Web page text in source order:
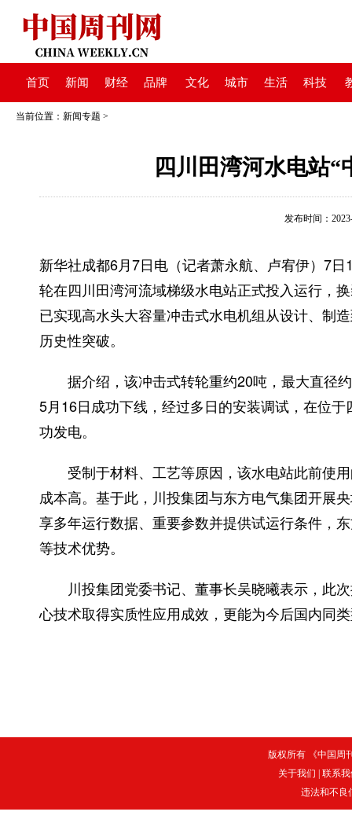
首页 新闻 财经 品牌 文化 城市 生活 科技
当前位置： 新闻专题 >
四川田湾河水电站“
发布时间：
新华社成都6月7日电（记者萧永航、卢宥伊）7
轮在四川田湾河流域梯级水电站正式投入运行，
已实现高水头大容量冲击式水电机组从设计、制
历史性突破。
据介绍，该冲击式转轮重约20吨，最大直径
5月16日成功下线，经过多日的安装调试，在位
功发电。
受制于材料、工艺等原因，该水电站此前使用
成本高。基于此，川投集团与东方电气集团开展
享多年运行数据、重要参数并提供试运行条件，
等技术优势。
川投集团党委书记、董事长吴晓曦表示，此次
心技术取得实质性应用成效，更能为今后国内同
版权所有 《中国周
关于我们
联系
违法和不良